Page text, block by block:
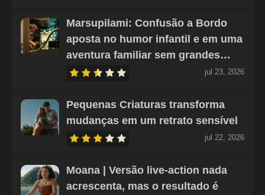
Marsupilami: Confusão a Bordo
aposta no humor infantil e em uma
aventura familiar sem grandes…
jul 23, 2026
Pequenas Criaturas transforma
mudanças em um retrato sensível
jul 22, 2026
Moana | Versão live-action nada
acrescenta, mas o resultado é